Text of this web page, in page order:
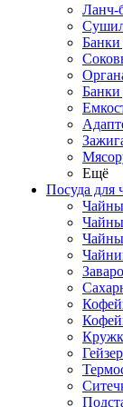
Ланч-
Банки
Банки
Ещё
Посуда для